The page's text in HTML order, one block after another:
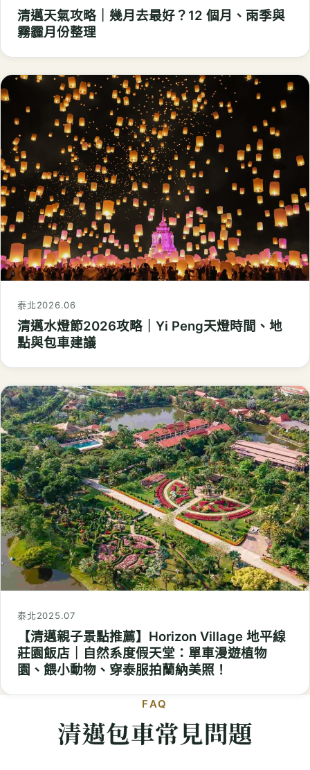
清邁天氣攻略｜幾月去最好？12 個月、雨季與
霧霾月份整理
泰北2026.06
清邁水燈節2026攻略｜Yi Peng天燈時間、地
點與包車建議
泰北2025.07
【清邁親子景點推薦】Horizon Village 地平線
莊園飯店｜自然系度假天堂：單車漫遊植物
園、餵小動物、穿泰服拍蘭納美照！
FAQ
清邁包車常見問題